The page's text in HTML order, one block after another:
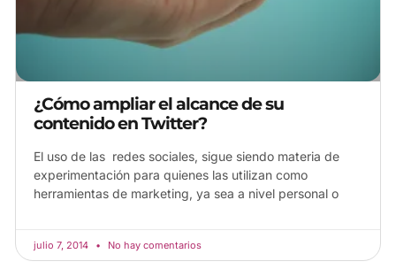
¿Cómo ampliar el alcance de su
contenido en Twitter?
El uso de las redes sociales, sigue siendo materia de
experimentación para quienes las utilizan como
herramientas de marketing, ya sea a nivel personal o
julio 7, 2014 No hay comentarios